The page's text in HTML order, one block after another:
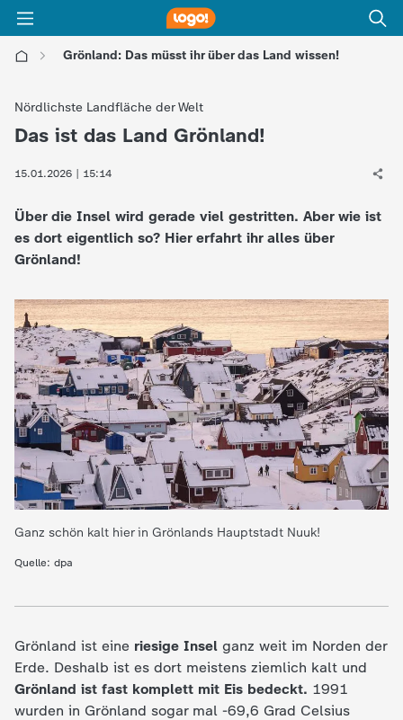
Grönland: Das müsst ihr über das Land wissen!
o
g
o
d
e
K
n
d
Nördlichste Landfläche der Welt
:
Das ist das Land Grönland!
15.01.2026 | 15:14
Über die Insel wird gerade viel gestritten. Aber wie ist
es dort eigentlich so? Hier erfahrt ihr alles über
Grönland!
Ganz schön kalt hier in Grönlands Hauptstadt Nuuk!
Quelle: dpa
Grönland ist eine riesige Insel ganz weit im Norden der
Erde. Deshalb ist es dort meistens ziemlich kalt und
Grönland ist fast komplett mit Eis bedeckt. 1991
wurden in Grönland sogar mal -69,6 Grad Celsius